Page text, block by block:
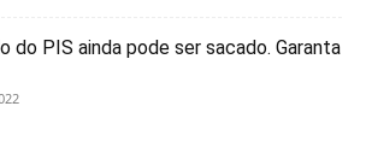
do PIS ainda pode ser sacado. Garanta